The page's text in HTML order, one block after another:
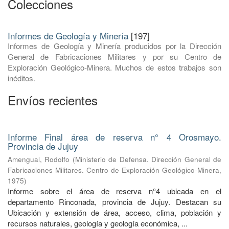
Colecciones
Informes de Geología y Minería [197]
Informes de Geología y Minería producidos por la Dirección
General de Fabricaciones Militares y por su Centro de
Exploración Geológico-Minera. Muchos de estos trabajos son
inéditos.
Envíos recientes
Informe Final área de reserva n° 4 Orosmayo.
Provincia de Jujuy
Amengual, Rodolfo (Ministerio de Defensa. Dirección General de
Fabricaciones Militares. Centro de Exploración Geológico-Minera,
1975)
Informe sobre el área de reserva n°4 ubicada en el
departamento Rinconada, provincia de Jujuy. Destacan su
Ubicación y extensión de área, acceso, clima, población y
recursos naturales, geología y geología económica, ...